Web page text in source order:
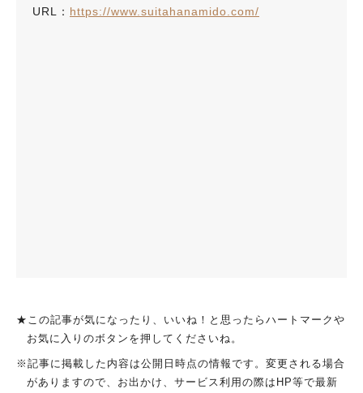
URL： https://www.suitahanamido.com/
★この記事が気になったり、いいね！と思ったらハートマークや
お気に入りのボタンを押してくださいね。
※記事に掲載した内容は公開日時点の情報です。変更される場合
がありますので、お出かけ、サービス利用の際はHP等で最新